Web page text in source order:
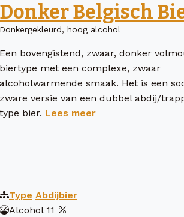
Donker Belgisch
Donkergekleurd, hoog alcohol
Een bovengistend, zwaar, donker
biertype met een complexe, zwaar
alcoholwarmende smaak. Het is een
zware versie van een dubbel abdij/
type bier. Lees meer
Type Abdijbier
Alcohol 11